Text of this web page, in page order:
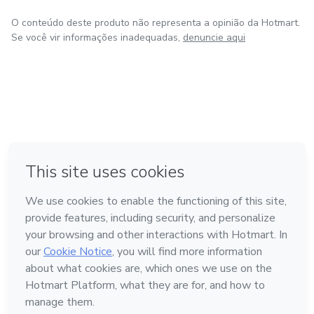
O conteúdo deste produto não representa a opinião da Hotmart.
Se você vir informações inadequadas, denuncie aqui
Feito com ❤ na Cidade do México
Conheça a Hotmart
Idioma
Português